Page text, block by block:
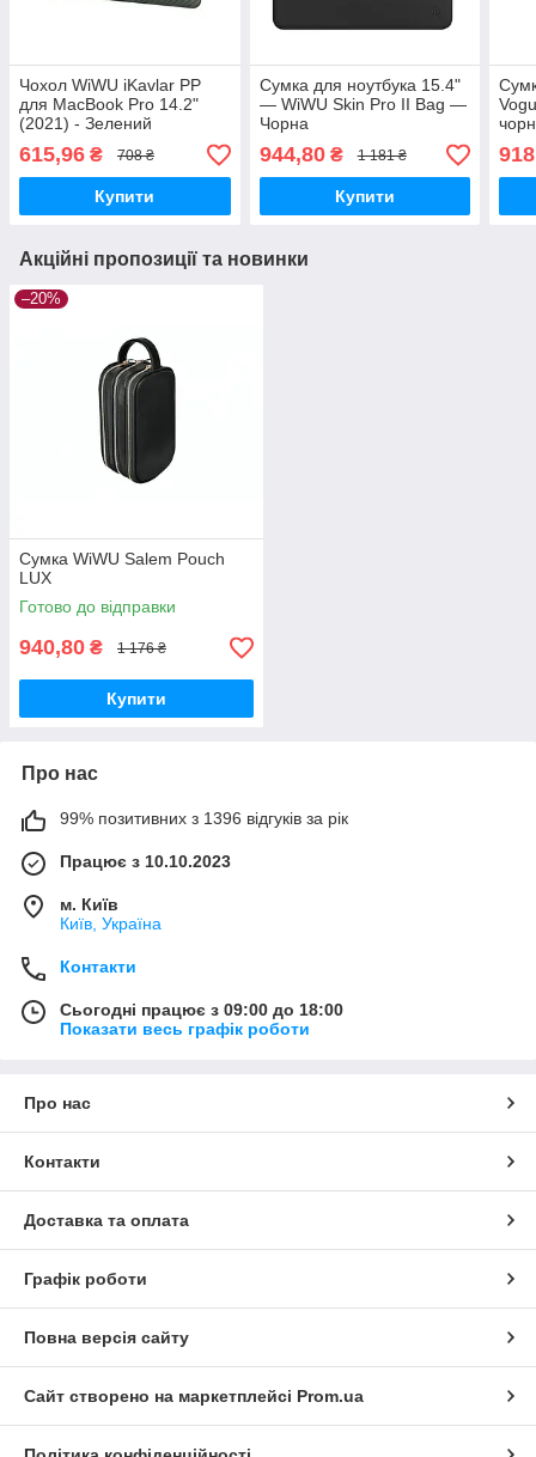
Чохол WiWU iKavlar PP
для MacBook Pro 14.2"
(2021) - Зелений
615,96 ₴ 708 ₴
Купити
Сумка для ноутбука 15.4"
— WiWU Skin Pro II Bag —
Чорна
944,80₴ 1 181 ₴
Купити
Акційні пропозиції та новинки
–20%
Сумка WiWU Salem Pouch
LUX
Готово до відправки
940,80 ₴ 1 176 ₴
Купити
Про нас
99% позитивних з 1396 відгуків за рік
Працює з 10.10.2023
м. Київ
Київ, Україна
Контакти
Сьогодні працює з 09:00 до 18:00
Показати весь графік роботи
Про нас
Контакти
Доставка та оплата
Графік роботи
Повна версія сайту
Сайт створено на маркетплейсі Prom.ua